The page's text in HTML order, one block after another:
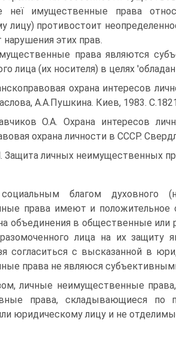
неї имущественные права
лицу) противостоит
этих прав.
права являются
лица (их носителя) в целях
охрана интересов
А.А.Пушкина. Киев, 1983.
О.А. Охрана интересов
охрана личности в СССР.
личных неимущественных
благом духовного
права имеют и положительное
объединения в общественные или
лица на их
согласиться с высказанной в
права не являюся
личные неимущественные
права, складывающиеся по
юридическому лицу и не